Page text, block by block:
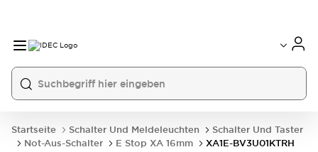
Startseite Schalter Und Meldeleuchten
Schalter Und Taster
Not-Aus-Schalter
E Stop XA 16mm XA1E-BV3U01KTRH